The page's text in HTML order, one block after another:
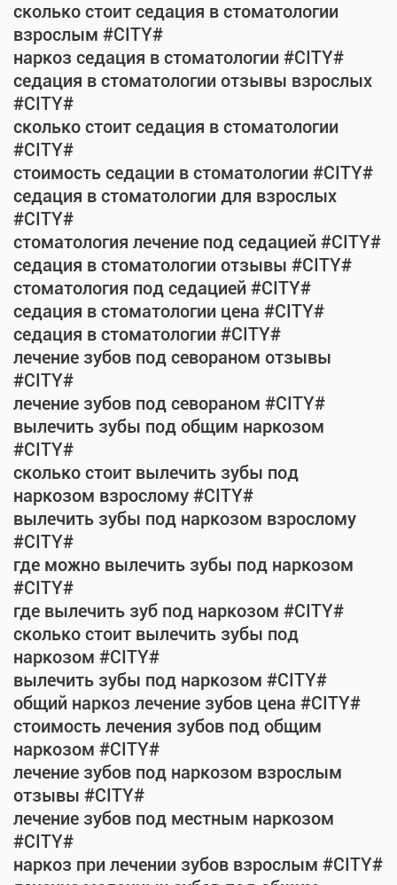
сколько стоит седация в стоматологии
взрослым #CITY#
наркоз седация в стоматологии #CITY#
седация в стоматологии отзывы взрослых
#CITY#
сколько стоит седация в стоматологии
#CITY#
стоимость седации в стоматологии #CITY#
седация в стоматологии для взрослых
#CITY#
стоматология лечение под седацией #CITY#
седация в стоматологии отзывы #CITY#
стоматология под седацией #CITY#
седация в стоматологии цена #CITY#
седация в стоматологии #CITY#
лечение зубов под севораном отзывы
#CITY#
лечение зубов под севораном #CITY#
вылечить зубы под общим наркозом
#CITY#
сколько стоит вылечить зубы под
наркозом взрослому #CITY#
вылечить зубы под наркозом взрослому
#CITY#
где можно вылечить зубы под наркозом
#CITY#
где вылечить зуб под наркозом #CITY#
сколько стоит вылечить зубы под
наркозом #CITY#
вылечить зубы под наркозом #CITY#
общий наркоз лечение зубов цена #CITY#
стоимость лечения зубов под общим
наркозом #CITY#
лечение зубов под наркозом взрослым
отзывы #CITY#
лечение зубов под местным наркозом
#CITY#
наркоз при лечении зубов взрослым #CITY#